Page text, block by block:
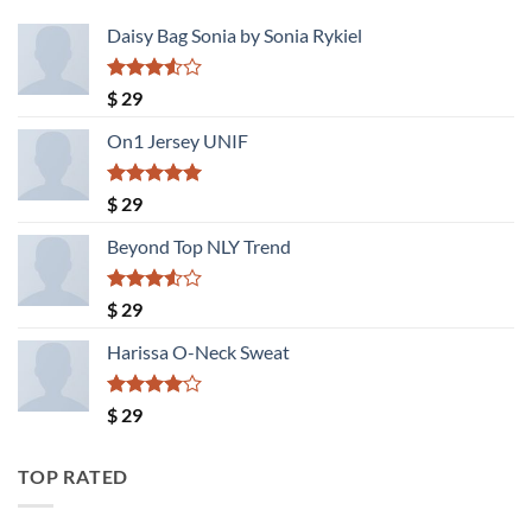
Daisy Bag Sonia by Sonia Rykiel
Valorado
con
3.50de
5
$ 29
On1 Jersey UNIF
Valorado
con
de 5
$ 29
Beyond Top NLY Trend
Valorado
con
3.50de
5
$ 29
Harissa O-Neck Sweat
Valorado
con
$ 29
TOP RATED